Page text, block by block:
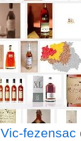
Vic-fezensac